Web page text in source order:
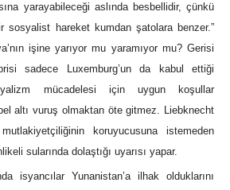
yarayabileceği aslında besbellidir, çünkü
sosyalist hareket kumdan şatolara benzer.”
işine yarıyor mu yaramıyor mu? Gerisi
sadece Luxemburg’un da kabul ettiği
mücadelesi için uygun koşullar
altı vuruş olmaktan öte gitmez. Liebknecht
mutlakiyetçiliğinin koruyucusuna istemeden
sularında dolaştığı uyarısı yapar.
isyancılar Yunanistan’a ilhak olduklarını